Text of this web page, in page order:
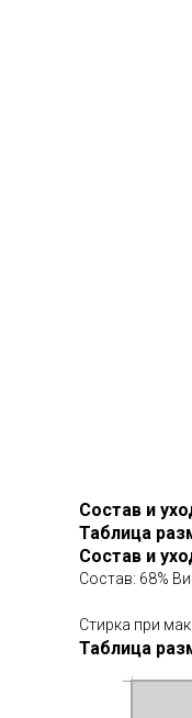
Состав и
Таблица
Состав и
Состав: 68%
Стирка при
Таблица